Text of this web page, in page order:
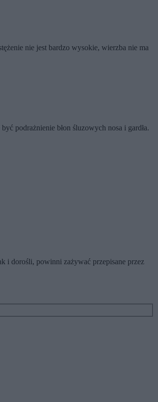
nie jest bardzo wysokie, wierzba nie ma
podrażnienie błon śluzowych nosa i gardła.
i dorośli, powinni zażywać przepisane przez